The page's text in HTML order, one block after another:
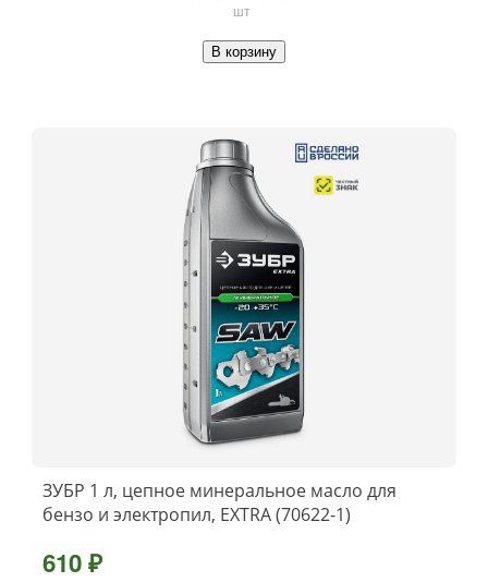
шт
В корзину
ЗУБР 1 л, цепное минеральное масло для
бензо и электропил, EXTRA (70622-1)
610 ₽